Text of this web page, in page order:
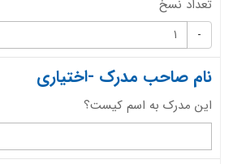
تعداد نسخ
-
نام صاحب مدرک -اختیاری
این مدرک به اسم کیست؟